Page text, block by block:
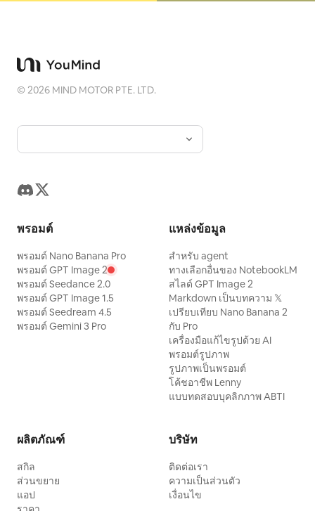
©2026 MIND MOTOR PTE. LTD.
พรอมต์
พรอมต์ Nano Banana Pro
พรอมต์ GPT Image 2
พรอมต์ Seedance 2.0
พรอมต์ GPT Image 1.5
พรอมต์ Seedream 4.5
พรอมต์ Gemini 3 Pro
แหล่งข้อมูล
สำหรับ agent
ทางเลือกอื่นของ NotebookLM
สไลด์ GPT Image 2
Markdown เป็นบทความ 𝕏
เปรียบเทียบ Nano Banana 2
กับ Pro
เครื่องมือแก้ไขรูปด้วย AI
พรอมต์รูปภาพ
รูปภาพเป็นพรอมต์
โค้ชอาชีพ Lenny
แบบทดสอบบุคลิกภาพ ABTI
ผลิตภัณฑ์
สกิล
ส่วนขยาย
แอป
บริษัท
ติดต่อเรา
ความเป็นส่วนตัว
เงื่อนไข